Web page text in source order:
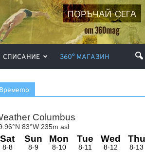
СПИСАНИЕ 360° МАГАЗИН